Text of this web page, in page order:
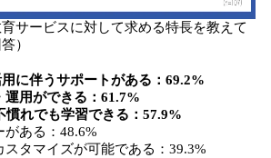
サービスに対して求める特長を教えて
）
用に伴うサポートがある：69.2%
運用ができる：61.7%
慣れでも学習できる：57.9%
がある：48.6%
スタマイズが可能である：39.3%